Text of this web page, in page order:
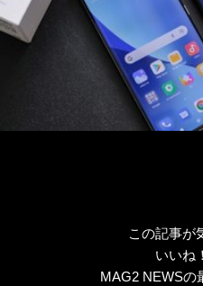
この記事が
いいね
MAG2 NEWSの